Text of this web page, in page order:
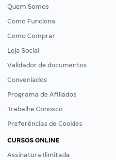
Quem Somos
Como Funciona
Como Comprar
Loja Social
Validador de documentos
Conveniados
Programa de Afiliados
Trabalhe Conosco
Preferências de Cookies
CURSOS ONLINE
Assinatura Ilimitada